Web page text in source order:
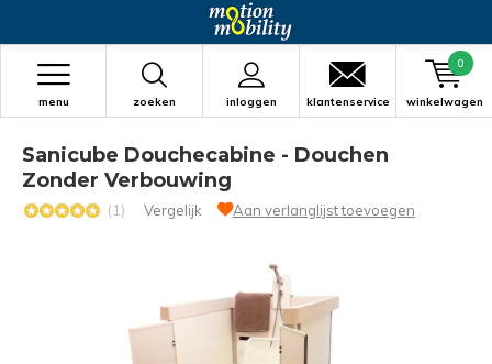
zoeken inloggen
menu klantenservice winkelwagen
0
Sanicube Douchecabine - Douchen
Zonder Verbouwing
(1) Vergelijk Aan verlanglijst toevoegen